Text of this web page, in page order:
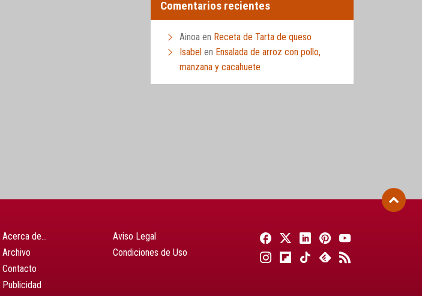
Comentarios recientes
Ainoa en Receta de Tarta de queso
Isabel en Ensalada de arroz con pollo,
manzana y cacahuete
Acerca de…
Archivo
Contacto
Publicidad
Aviso Legal
Condiciones de Uso